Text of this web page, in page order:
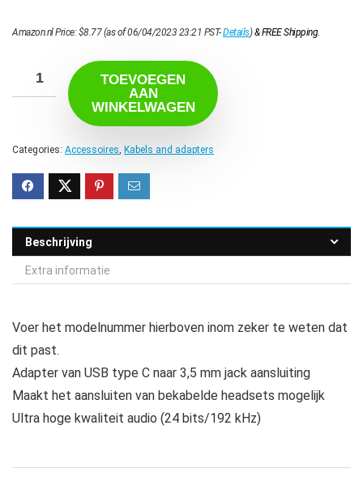
Amazon.nl Price:$8.77(as of 06/04/2023 23:21 PST-Details)&FREE Shipping.
TOEVOEGEN
AAN
WINKELWAGEN
Categories: Accessoires Kabels and adapters
Beschrijving
Extra informatie
Voer het modelnummer hierboven inom zeker te weten dat
dit past.
Adapter van USB type C naar 3,5 mm jack aansluiting
Maakt het aansluiten van bekabelde headsets mogelijk
Ultra hoge kwaliteit audio (24 bits/192 kHz)